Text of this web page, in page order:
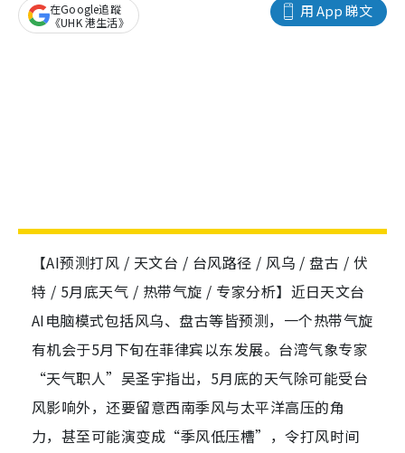
用 App 睇文
在Google追蹤
《UHK 港生活》
【AI预测打风 / 天文台 / 台风路径 / 风乌 / 盘古 / 伏
特 / 5月底天气 / 热带气旋 / 专家分析】近日天文台
AI电脑模式包括风乌、盘古等皆预测，一个热带气旋
有机会于5月下旬在菲律宾以东发展。台湾气象专家
“天气职人”吴圣宇指出，5月底的天气除可能受台
风影响外，还要留意西南季风与太平洋高压的角
力，甚至可能演变成“季风低压槽”，令打风时间